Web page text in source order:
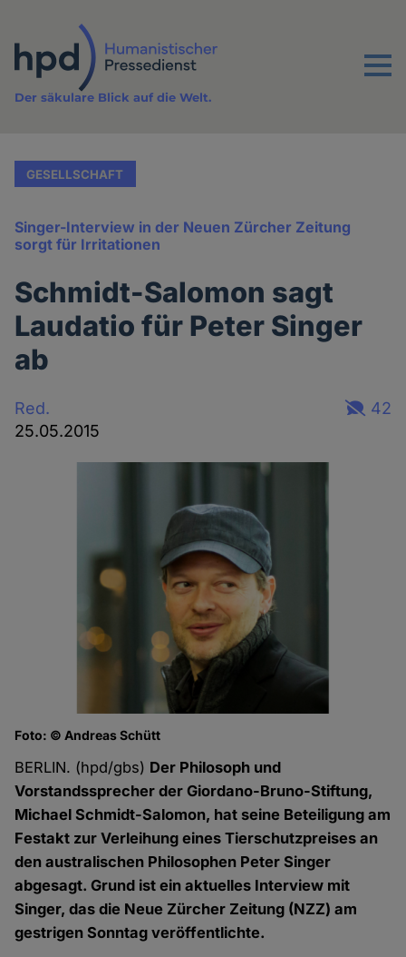
Inhalt
Menu
Der säkulare Blick auf die Welt.
GESELLSCHAFT
Singer-Interview in der Neuen Zürcher Zeitung
sorgt für Irritationen
Schmidt-Salomon sagt
Laudatio für Peter Singer
ab
Red.
25.05.2015
42
Foto: © Andreas Schütt
BERLIN. (hpd/gbs) Der Philosoph und
Vorstandssprecher der Giordano-Bruno-Stiftung,
Michael Schmidt-Salomon, hat seine Beteiligung am
Festakt zur Verleihung eines Tierschutzpreises an
den australischen Philosophen Peter Singer
abgesagt. Grund ist ein aktuelles Interview mit
Singer, das die Neue Zürcher Zeitung (NZZ) am
gestrigen Sonntag veröffentlichte.